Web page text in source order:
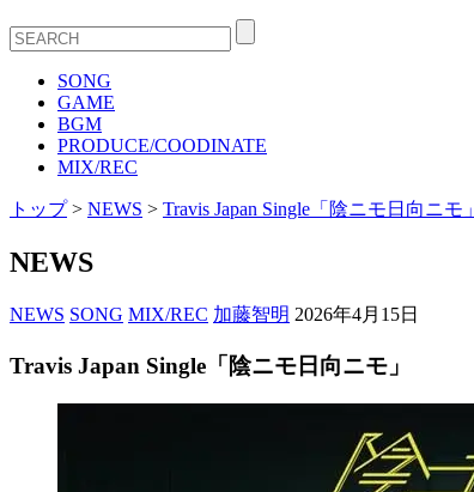
SONG
GAME
BGM
PRODUCE/COODINATE
MIX/REC
トップ> NEWS > Travis Japan Single「陰ニモ日向ニモ」
NEWS
NEWS SONG MIX/REC 加藤智明 2026年4月15日
Travis Japan Single「陰ニモ日向ニモ」